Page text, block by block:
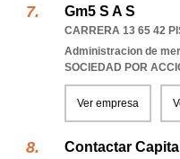
Gm5 S A S
CARRERA 13 65 42
Administracion de
SOCIEDAD POR
Ver empresa
Contactar